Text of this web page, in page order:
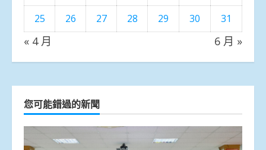
25
26 27 28 29 30 31
« 4 月 6 月 »
您可能錯過的新聞